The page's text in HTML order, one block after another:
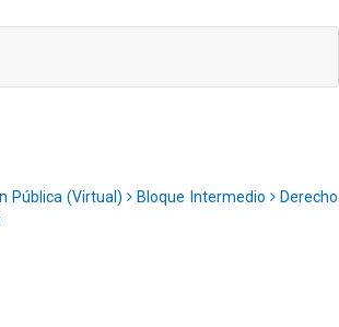
Pública (Virtual) Bloque Intermedio
Derecho